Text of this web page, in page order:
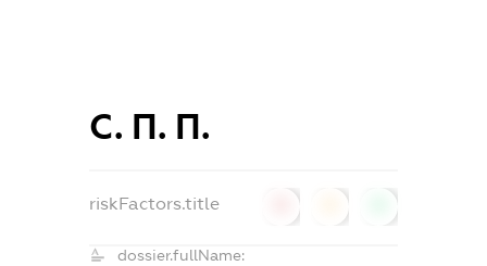
С. П. П.
riskFactors.title
dossier.fullName: